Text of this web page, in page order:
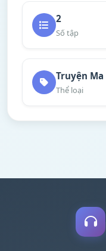
2
Số tập
Truyện Ma
Thể loại